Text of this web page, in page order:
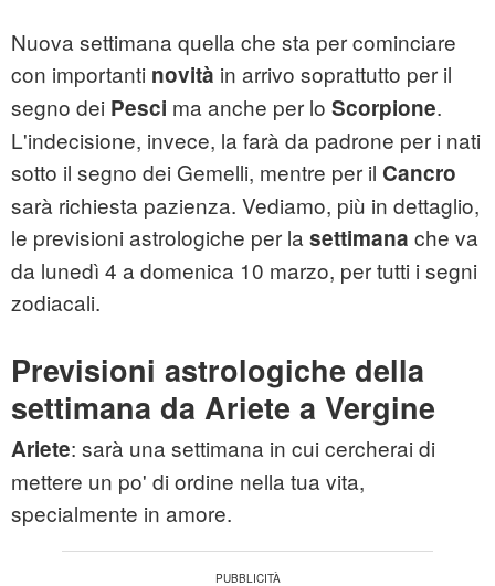
Nuova settimana quella che sta per cominciare
con importanti novità in arrivo soprattutto per il
segno dei Pesci ma anche per lo Scorpione.
L'indecisione, invece, la farà da padrone per i nati
sotto il segno dei Gemelli, mentre per il Cancro
sarà richiesta pazienza. Vediamo, più in dettaglio,
le previsioni astrologiche per la settimana che va
da lunedì 4 a domenica 10 marzo, per tutti i segni
zodiacali.
Previsioni astrologiche della
settimana da Ariete a Vergine
Ariete: sarà una settimana in cui cercherai di
mettere un po' di ordine nella tua vita,
specialmente in amore.